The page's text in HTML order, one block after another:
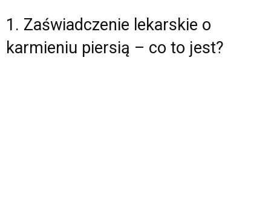
1. Zaświadczenie lekarskie o
karmieniu piersią – co to jest?